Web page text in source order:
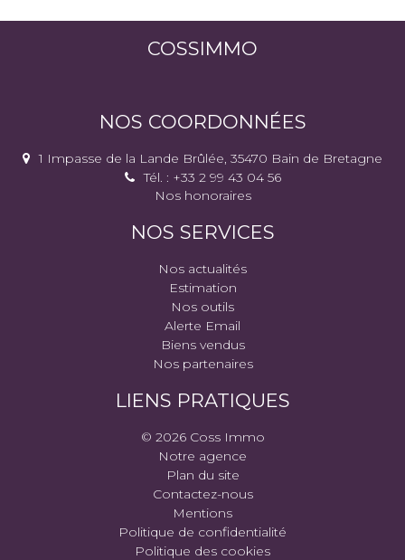
COSSIMMO
NOS COORDONNÉES
1 Impasse de la Lande Brûlée, 35470 Bain de Bretagne
Tél. : +33 2 99 43 04 56
Nos honoraires
NOS SERVICES
Nos actualités
Estimation
Nos outils
Alerte Email
Biens vendus
Nos partenaires
LIENS PRATIQUES
© 2026 Coss Immo
Notre agence
Plan du site
Contactez-nous
Mentions
Politique de confidentialité
Politique des cookies